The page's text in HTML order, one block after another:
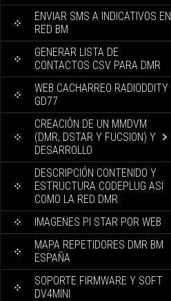
ENVIAR SMS A INDICATIVOS EN
RED BM
GENERAR LISTA DE
CONTACTOS CSV PARA DMR
WEB CACHARREO RADIODDITY
GD77
CREACIÓN DE UN MMDVM
(DMR, DSTAR Y FUCSION) Y
DESARROLLO
DESCRIPCIÓN CONTENIDO Y
ESTRUCTURA CODEPLUG ASI
COMO LA RED DMR
IMAGENES PI STAR POR WEB
MAPA REPETIDORES DMR BM
ESPAÑA
SOPORTE FIRMWARE Y SOFT
DV4MINI